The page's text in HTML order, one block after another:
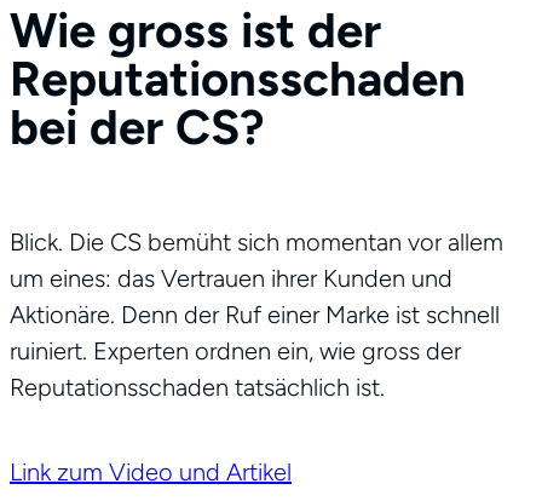
Wie gross ist der
Reputationsschaden
bei der CS?
Blick. Die CS bemüht sich momentan vor allem
um eines: das Vertrauen ihrer Kunden und
Aktionäre. Denn der Ruf einer Marke ist schnell
ruiniert. Experten ordnen ein, wie gross der
Reputationsschaden tatsächlich ist.
Link zum Video und Artikel